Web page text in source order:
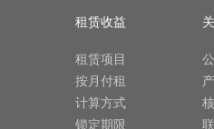
租赁收益
租赁项目
按月付租
计算方式
锁定期限